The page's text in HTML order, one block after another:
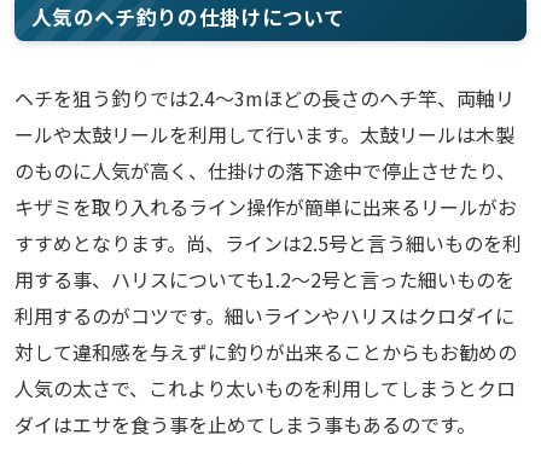
人気のヘチ釣りの仕掛けについて
ヘチを狙う釣りでは2.4～3mほどの長さのヘチ竿、両軸リ
ールや太鼓リールを利用して行います。太鼓リールは木製
のものに人気が高く、仕掛けの落下途中で停止させたり、
キザミを取り入れるライン操作が簡単に出来るリールがお
すすめとなります。尚、ラインは2.5号と言う細いものを利
用する事、ハリスについても1.2～2号と言った細いものを
利用するのがコツです。細いラインやハリスはクロダイに
対して違和感を与えずに釣りが出来ることからもお勧めの
人気の太さで、これより太いものを利用してしまうとクロ
ダイはエサを食う事を止めてしまう事もあるのです。